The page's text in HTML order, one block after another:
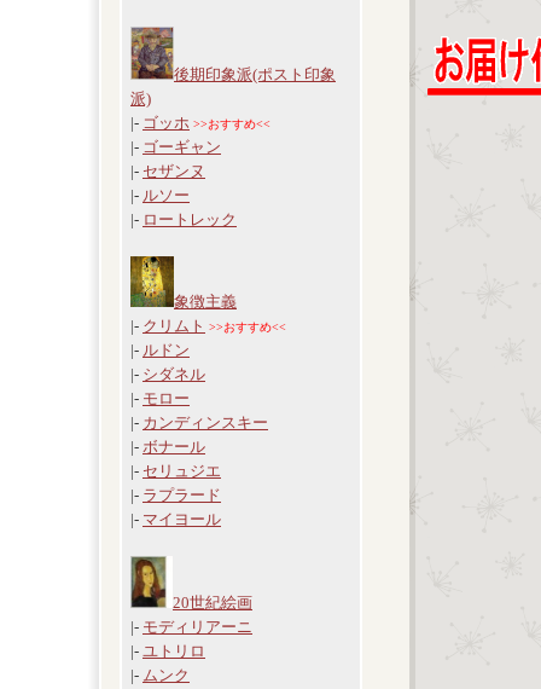
後期印象派(ポスト印象
派)
|- ゴッホ >>おすすめ<<
|- ゴーギャン
|- セザンヌ
|- ルソー
|- ロートレック
象徴主義
|- クリムト >>おすすめ<<
|- ルドン
|- シダネル
|- モロー
|- カンディンスキー
|- ボナール
|- セリュジエ
|- ラプラード
|- マイヨール
20世紀絵画
|- モディリアーニ
|- ユトリロ
|- ムンク